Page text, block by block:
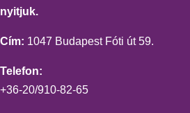
nyitjuk.
Cím: 1047 Budapest Fóti út 59.
Telefon:
+36-20/910-82-65